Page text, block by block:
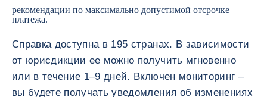
рекомендации по максимально допустимой отсрочке
платежа.
Справка доступна в 195 странах. В зависимости
от юрисдикции ее можно получить мгновенно
или в течение 1–9 дней. Включен мониторинг –
вы будете получать уведомления об изменениях